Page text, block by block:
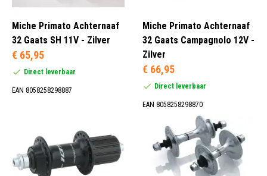
Rood (1)
Zilver (38)
Nee (16)
1,37" x 24 TPI (1)
Campagnolo Standaard (11)
Fixed 35 x 24 TPI (15)
Miche Primato Achternaaf
32 Gaats SH 11V - Zilver
€ 65,95
Direct leverbaar
EAN 8058258298887
Miche Primato Achternaaf
32 Gaats Campagnolo 12V -
Zilver
€ 66,95
Direct leverbaar
EAN 8058258298870